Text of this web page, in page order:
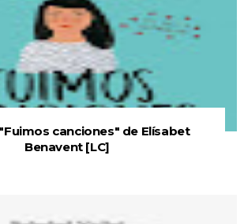
"Fuimos canciones" de Elísabet
Benavent [LC]